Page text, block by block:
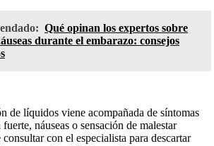
Qué opinan los expertos sobre
durante el embarazo: consejos
de líquidos viene acompañada de síntomas
náuseas o sensación de malestar
con el especialista para descartar